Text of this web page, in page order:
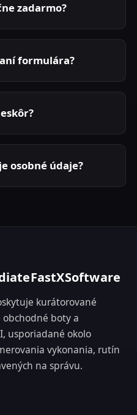
zadarmo?
formulára?
osobné údaje?
kurátorované
boty a
usporiadané okolo
vykonania, rutín
na správu.